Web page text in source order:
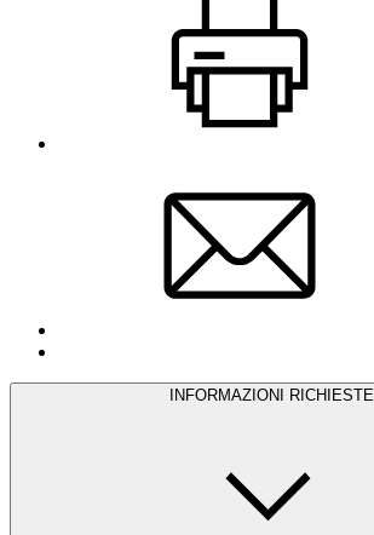
INFORMAZIONI RICHIESTE